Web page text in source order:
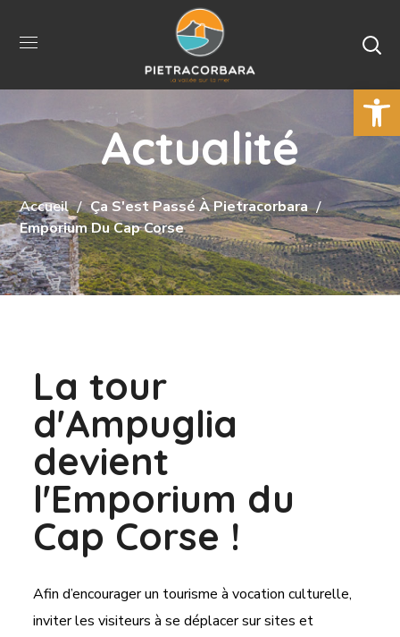
Ouvrir
Actualité
Accueil
Ça S'est Passé À Pietracorbara
Emporium Du Cap Corse
La tour
d'Ampuglia
devient
l'Emporium du
Cap Corse !
Afin d’encourager un tourisme à vocation culturelle,
inviter les visiteurs à se déplacer sur sites et